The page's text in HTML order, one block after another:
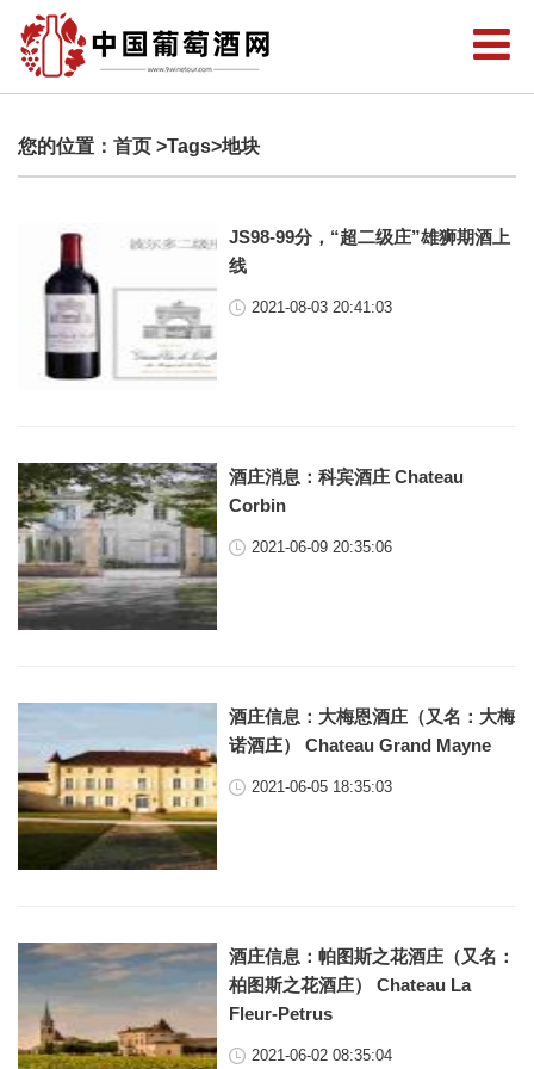
您的位置： 首页 >Tags>地块
JS98-99分，“超二级庄”雄狮期酒上
线
2021-08-03 20:41:03
酒庄消息：科宾酒庄 Chateau
Corbin
2021-06-09 20:35:06
酒庄信息：大梅恩酒庄（又名：大梅
诺酒庄） Chateau Grand Mayne
2021-06-05 18:35:03
酒庄信息：帕图斯之花酒庄（又名：
柏图斯之花酒庄） Chateau La
Fleur-Petrus
2021-06-02 08:35:04